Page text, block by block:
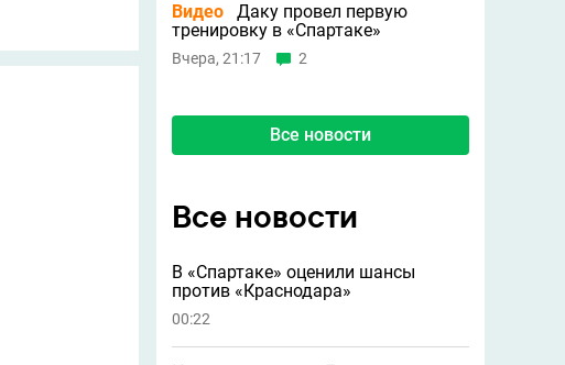
Видео
Даку провел первую
тренировку в «Спартаке»
Вчера, 21:17 2
Все новости
Все новости
В «Спартаке» оценили шансы
против «Краснодара»
00:22